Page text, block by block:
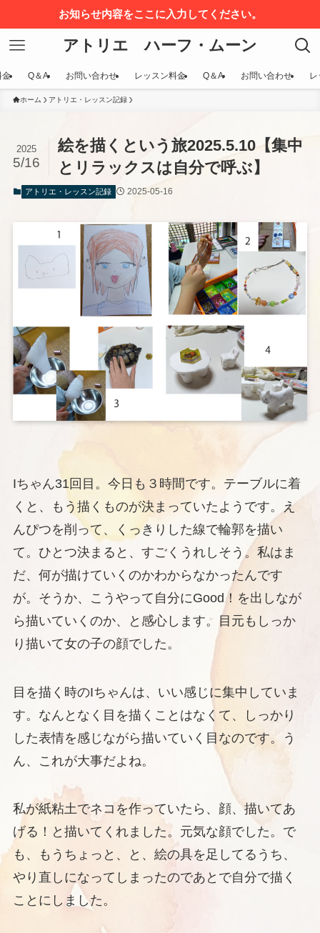
お知らせ内容をここに入力してください。
アトリエ ハーフ・ムーン
金 Q＆A お問い合わせ レッスン料金 Q＆A お問い合わせ レ
ホーム アトリエ・レッスン記録
絵を描くという旅2025.5.10【集中
とリラックスは自分で呼ぶ】
2025
5/16
アトリエ・レッスン記録 2025-05-16
Iちゃん31回目。今日も３時間です。テーブルに着
くと、もう描くものが決まっていたようです。え
んぴつを削って、くっきりした線で輪郭を描い
て。ひとつ決まると、すごくうれしそう。私はま
だ、何が描けていくのかわからなかったんです
が。そうか、こうやって自分にGood！を出しなが
ら描いていくのか、と感心します。目元もしっか
り描いて女の子の顔でした。
目を描く時のIちゃんは、いい感じに集中していま
す。なんとなく目を描くことはなくて、しっかり
した表情を感じながら描いていく目なのです。う
ん、これが大事だよね。
私が紙粘土でネコを作っていたら、顔、描いてあ
げる！と描いてくれました。元気な顔でした。で
も、もうちょっと、と、絵の具を足してるうち、
やり直しになってしまったのであとで自分で描く
ことにしました。